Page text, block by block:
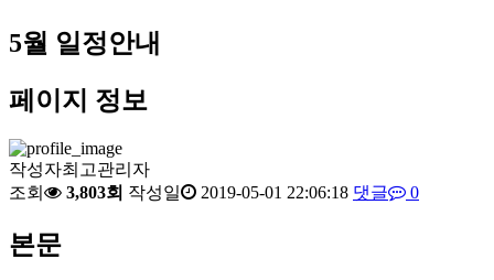
5월 일정안내
페이지 정보
작성자최고관리자
조회
3,803회 작성일 2019-05-01 22:06:18 댓글 0
본문